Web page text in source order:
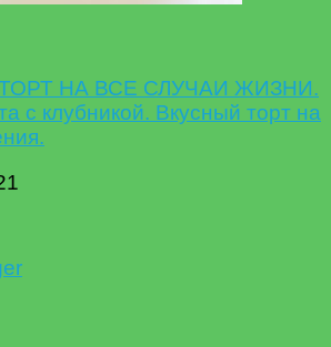
НА ВСЕ СЛУЧАИ ЖИЗНИ.
с клубникой. Вкусный торт на